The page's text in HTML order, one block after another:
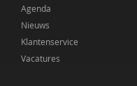
Agenda
Nieuws
Klantenservice
Vacatures